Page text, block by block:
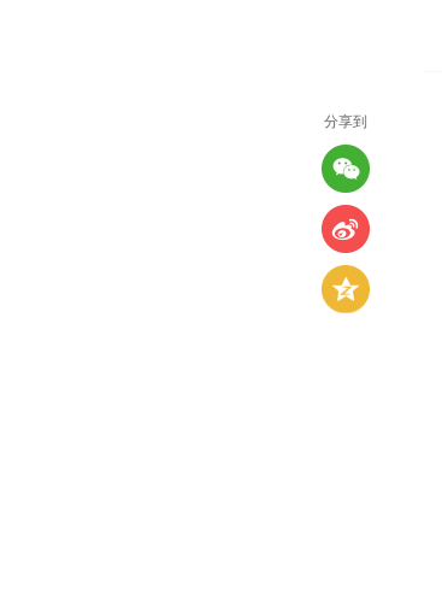
分享到